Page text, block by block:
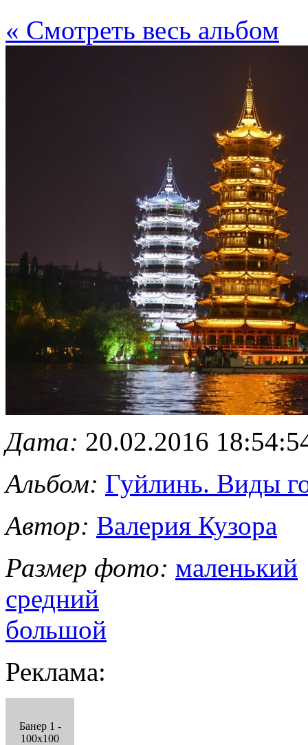
« Cмотреть весь альбом
Дата: 20.02.2016
Альбом: Гуйлинь. Виды
Автор: Валерия Кузора
Размер фото: маленький
средний
большой
Реклама:
Банер 1 -
100x100